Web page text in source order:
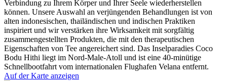
Verbindung zu Ihrem Körper und Ihrer Seele wiederherstellen
können. Unsere Auswahl an verjüngenden Behandlungen ist von
alten indonesischen, thailändischen und indischen Praktiken
inspiriert und wir verstärken ihre Wirksamkeit mit sorgfältig
zusammengestellten Produkten, die mit den therapeutischen
Eigenschaften von Tee angereichert sind. Das Inselparadies Coco
Bodu Hithi liegt im Nord-Male-Atoll und ist eine 40-minütige
Schnellbootfahrt vom internationalen Flughafen Velana entfernt.
Auf der Karte anzeigen